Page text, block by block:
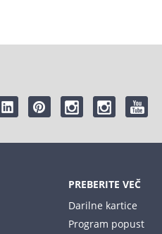
PREBERITE VEČ
Darilne kartice
Program popust